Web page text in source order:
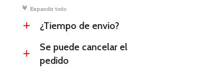
c Expandir todo
a ¿Tiempo de envio?
a
Se puede cancelar el
pedido